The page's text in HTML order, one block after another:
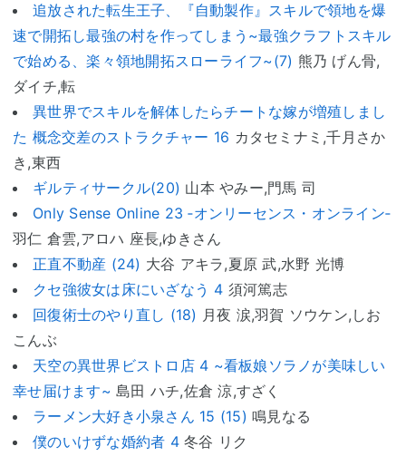
追放された転生王子、『自動製作』スキルで領地を爆
速で開拓し最強の村を作ってしまう~最強クラフトスキル
で始める、楽々領地開拓スローライフ~(7) 熊乃 げん骨,
ダイチ,転
異世界でスキルを解体したらチートな嫁が増殖しまし
た 概念交差のストラクチャー 16 カタセミナミ,千月さか
き,東西
ギルティサークル(20) 山本 やみー,門馬 司
Only Sense Online 23 ‐オンリーセンス・オンライン‐
羽仁 倉雲,アロハ 座長,ゆきさん
正直不動産 (24) 大谷 アキラ,夏原 武,水野 光博
クセ強彼女は床にいざなう 4 須河篤志
回復術士のやり直し (18) 月夜 涙,羽賀 ソウケン,しお
こんぶ
天空の異世界ビストロ店 4 ~看板娘ソラノが美味しい
幸せ届けます~ 島田 ハチ,佐倉 涼,すざく
ラーメン大好き小泉さん 15 (15) 鳴見なる
僕のいけずな婚約者 4冬谷 リク